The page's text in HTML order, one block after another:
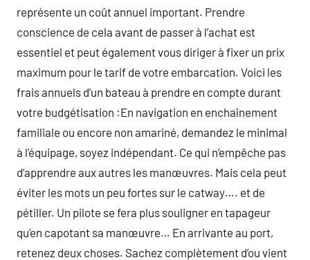
représente un coût annuel important. Prendre
conscience de cela avant de passer à l’achat est
essentiel et peut également vous diriger à fixer un prix
maximum pour le tarif de votre embarcation. Voici les
frais annuels d’un bateau à prendre en compte durant
votre budgétisation :En navigation en enchaînement
familiale ou encore non amariné, demandez le minimal
à l’équipage, soyez indépendant. Ce qui n’empêche pas
d’apprendre aux autres les manœuvres. Mais cela peut
éviter les mots un peu fortes sur le catway…. et de
pétiller. Un pilote se fera plus souligner en tapageur
qu’en capotant sa manœuvre… En arrivante au port,
retenez deux choses. Sachez complètement d’ou vient